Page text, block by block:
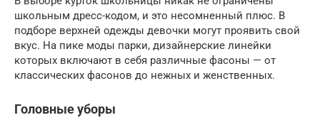
школьным дресс-кодом, и это несомненный плюс. В
подборе верхней одежды девочки могут проявить свой
вкус. На пике моды парки, дизайнерские линейки
которых включают в себя различные фасоны — от
классических фасонов до нежных и женственных.
Головные уборы